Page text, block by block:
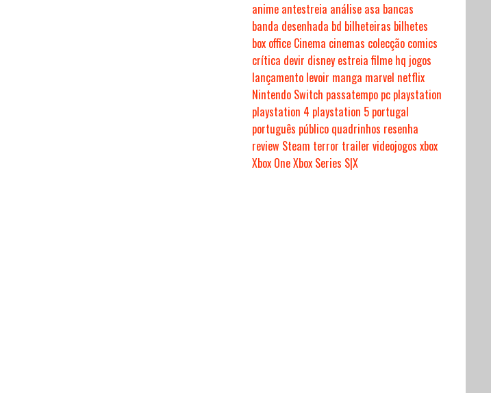
anime antestreia análise asa bancas
banda desenhada bd bilheteiras bilhetes
box office Cinema cinemas colecção comics
crítica devir disney estreiafilme hq jogos
lançamento levoir manga marvel netflix
Nintendo Switch passatempo pc playstation
playstation 4 playstation 5 portugal
português público quadrinhos resenha
review Steam terror trailer videojogos xbox
Xbox OneXbox Series S|X